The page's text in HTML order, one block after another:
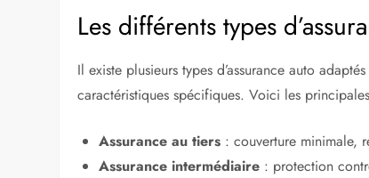
Les différents types
Il existe plusieurs types d’assurance auto
caractéristiques spécifiques. Voici les
Assurance au tiers : couverture minimale,
Assurance intermédiaire : protection